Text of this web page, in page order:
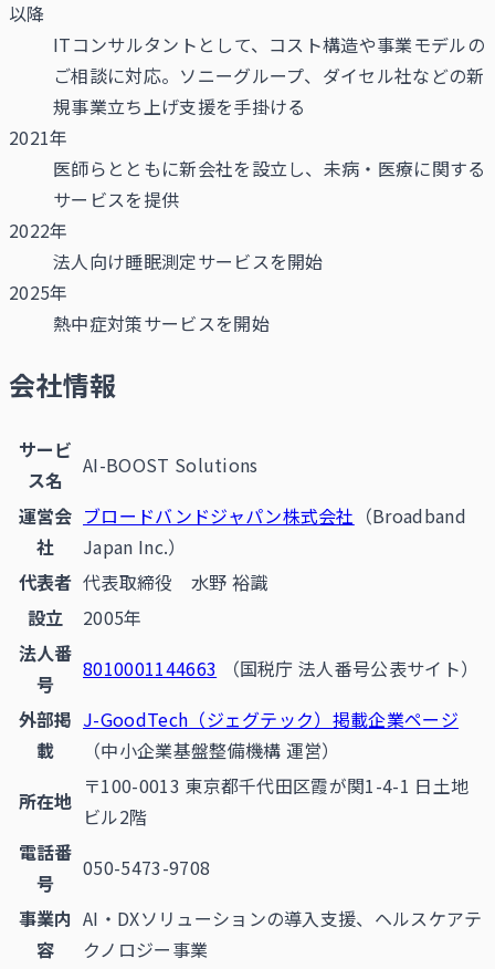
以降
ITコンサルタントとして、コスト構造や事業モデルの
ご相談に対応。ソニーグループ、ダイセル社などの新
規事業立ち上げ支援を手掛ける
2021年
医師らとともに新会社を設立し、未病・医療に関する
サービスを提供
2022年
法人向け睡眠測定サービスを開始
2025年
熱中症対策サービスを開始
会社情報
サービ
ス名
AI-BOOST Solutions
運営会
社
ブロードバンドジャパン株式会社 （Broadband
Japan Inc.）
代表者 代表取締役 水野 裕識
設立
2005年
法人番
号
8010001144663
（国税庁 法人番号公表サイト）
外部掲
載
J-GoodTech（ジェグテック）掲載企業ページ
（中小企業基盤整備機構 運営）
所在地
〒100-0013 東京都千代田区霞が関1-4-1 日土地
ビル2階
電話番
号
050-5473-9708
事業内
容
AI・DXソリューションの導入支援、ヘルスケアテ
クノロジー事業